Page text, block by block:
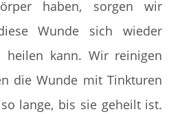
haben, sorgen wir
Wunde sich wieder
heilen kann. Wir reinigen
die Wunde mit Tinkturen
lange, bis sie geheilt ist.